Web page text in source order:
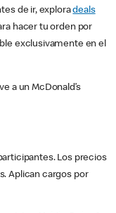
de ir, exploradeals
hacer tu orden por
exclusivamente en el
a un McDonald’s
Los precios
Aplican cargos por